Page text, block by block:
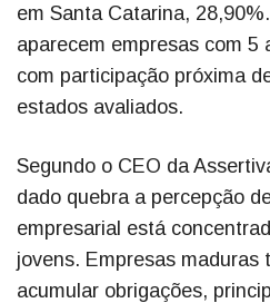
em Santa Catarina,
aparecem empresas com 5
com participação próxima
estados avaliados.
Segundo o CEO da
dado quebra a percepção
empresarial está
jovens. Empresas maduras
acumular obrigações,